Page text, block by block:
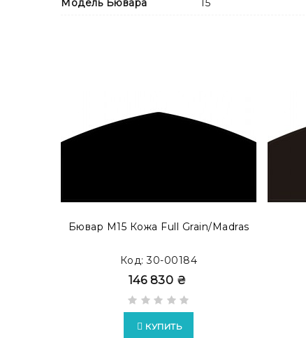
Возможно изготовление бюваров в формате
Модель Бювара
15
Бювар М15 Кожа Full Grain/Madras
Код: 30-00184
146 830 ₴
КУПИТЬ